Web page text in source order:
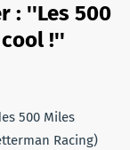
: ''Les 500
!''
500 Miles
Racing)